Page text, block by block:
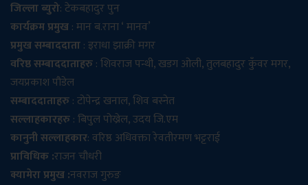
जिल्ला ब्युरो: टेकबहादुर पुन
कार्यक्रम प्रमुख: मान ब.राना ‘ मानव’
प्रमुख सम्बाददाता: इराधा झाक्री मगर
वरिष्ठ सम्बाददाताहरु: शिवराज पन्थी, खडग ओली, तुलबहादुर कुँवर मगर,
जयप्रकाश पौडेल
सम्बाददाताहरु: टोपेन्द्र खनाल, शिव बस्नेत
सल्लाहकारहरु: बिपुल पोख्रेल, उदय जि.एम
कानुनी सल्लाहकार: वरिष्ठ अधिवक्ता रेवतीरमण भट्टराई
प्राविधिक :राजन चौधरी
क्यामेरा प्रमुख :नवराज गुरुङ